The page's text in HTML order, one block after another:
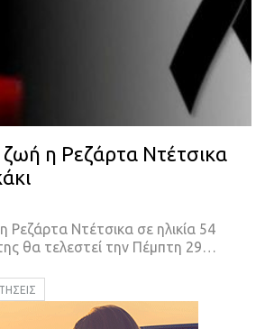
η Ρεζάρτα Ντέτσικα
Ντέτσικα σε ηλικία 54
θα τελεστεί την Πέμπτη 29…